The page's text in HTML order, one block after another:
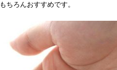
ちろんおすすめです。